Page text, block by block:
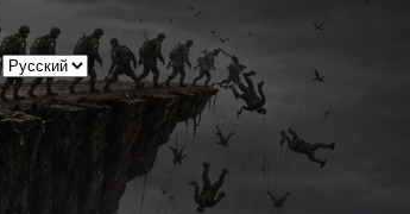
Выбрать
язык